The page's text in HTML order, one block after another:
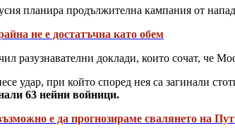
планира продължителна кампания от
не е достатъчна като обем
разузнавателни доклади, които сочат, че
удар, при който според нея са загинали
63 нейни войници.
е да прогнозираме свалянето на